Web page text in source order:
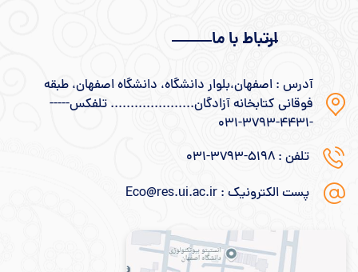
ارتباط با ما
آدرس : اصفهان،بلوار دانشگاه، دانشگاه اصفهان، طبقه
فوقانی کتابخانه آزادگان..................... تلفکس-----
-۴۴۳۱-۳۷۹۳-۰۳۱
تلفن : ۵۱۹۸-۳۷۹۳-۰۳۱
پست الکترونیک : Eco@res.ui.ac.ir